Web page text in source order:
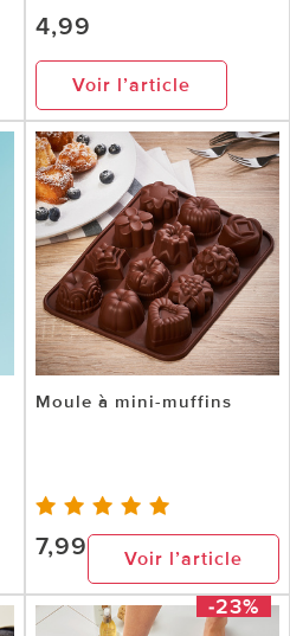
4,99
Voir l’article
Moule à mini-muffins
7,99 Voir l’article
-23%